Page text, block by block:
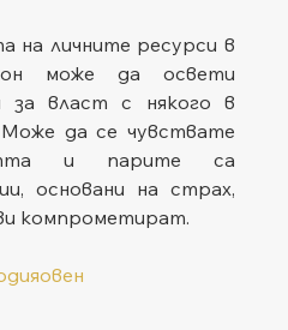
на личните ресурси в
може да освети
за власт с някого в
Може да се чувствате
и парите са
основани на страх,
компрометират.